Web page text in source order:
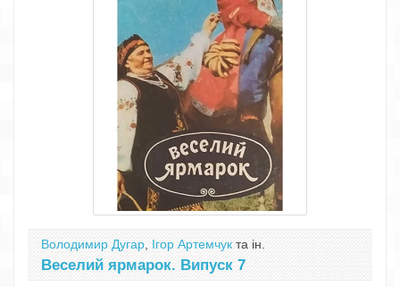
Володимир Дугар Ігор Артемчук та ін.
Веселий ярмарок. Випуск 7